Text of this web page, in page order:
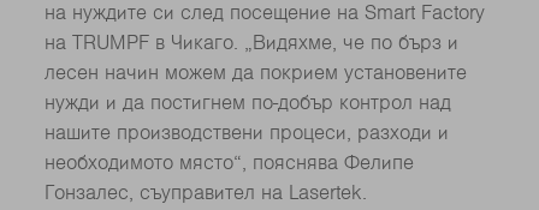
на нуждите си след посещение на Smart Factory
на TRUMPF в Чикаго. „Видяхме, че по бърз и
лесен начин можем да покрием установените
нужди и да постигнем по-добър контрол над
нашите производствени процеси, разходи и
необходимото място“, пояснява Фелипе
Гонзалес, съуправител на Lasertek.